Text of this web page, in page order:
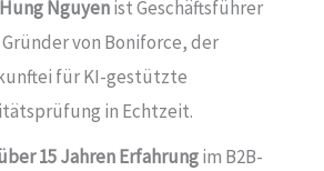
Nguyenist Geschäftsführer
von Boniforce, der
für KI-gestützte
in Echtzeit.
15 Jahren Erfahrungim B2B-